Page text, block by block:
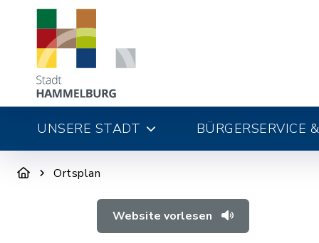
UNSERE STADT BÜRGERSERVICE
Ortsplan
Website vorlesen